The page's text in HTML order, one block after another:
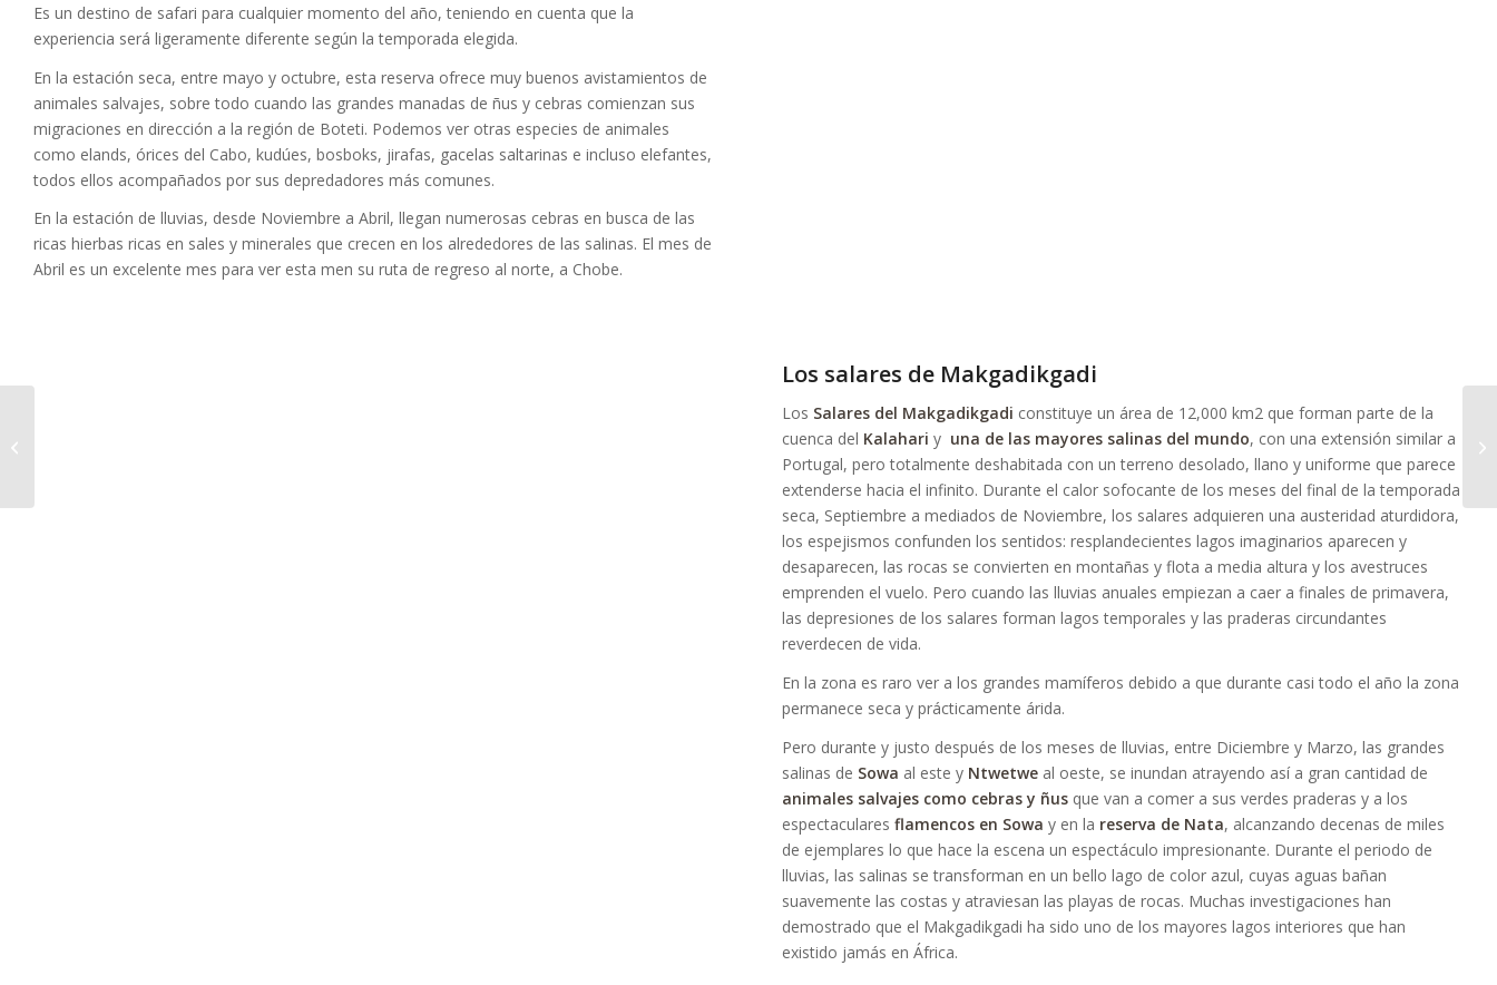
Es un destino de safari para cualquier momento del año, teniendo en cuenta que la
experiencia será ligeramente diferente según la temporada elegida.
En la estación seca, entre mayo y octubre, esta reserva ofrece muy buenos avistamientos de
animales salvajes, sobre todo cuando las grandes manadas de ñus y cebras comienzan sus
migraciones en dirección a la región de Boteti. Podemos ver otras especies de animales
como elands, órices del Cabo, kudúes, bosboks, jirafas, gacelas saltarinas e incluso elefantes,
todos ellos acompañados por sus depredadores más comunes.
En la estación de lluvias, desde Noviembre a Abril, llegan numerosas cebras en busca de las
ricas hierbas ricas en sales y minerales que crecen en los alrededores de las salinas. El mes de
Abril es un excelente mes para ver esta men su ruta de regreso al norte, a Chobe.
Los salares de Makgadikgadi
Los Salares del Makgadikgadi constituye un área de 12,000 km2 que forman parte de la
cuenca del Kalahari y una de las mayores salinas del mundo, con una extensión similar a
Portugal, pero totalmente deshabitada con un terreno desolado, llano y uniforme que parece
extenderse hacia el infinito. Durante el calor sofocante de los meses del final de la temporada
seca, Septiembre a mediados de Noviembre, los salares adquieren una austeridad aturdidora,
los espejismos confunden los sentidos: resplandecientes lagos imaginarios aparecen y
desaparecen, las rocas se convierten en montañas y flota a media altura y los avestruces
emprenden el vuelo. Pero cuando las lluvias anuales empiezan a caer a finales de primavera,
las depresiones de los salares forman lagos temporales y las praderas circundantes
reverdecen de vida.
En la zona es raro ver a los grandes mamíferos debido a que durante casi todo el año la zona
permanece seca y prácticamente árida.
Pero durante y justo después de los meses de lluvias, entre Diciembre y Marzo, las grandes
salinas de Sowa al este y Ntwetwe al oeste, se inundan atrayendo así a gran cantidad de
animales salvajes como cebras y ñus que van a comer a sus verdes praderas y a los
espectaculares flamencos en Sowa y en la reserva de Nata, alcanzando decenas de miles
de ejemplares lo que hace la escena un espectáculo impresionante. Durante el periodo de
lluvias, las salinas se transforman en un bello lago de color azul, cuyas aguas bañan
suavemente las costas y atraviesan las playas de rocas. Muchas investigaciones han
demostrado que el Makgadikgadi ha sido uno de los mayores lagos interiores que han
existido jamás en África.